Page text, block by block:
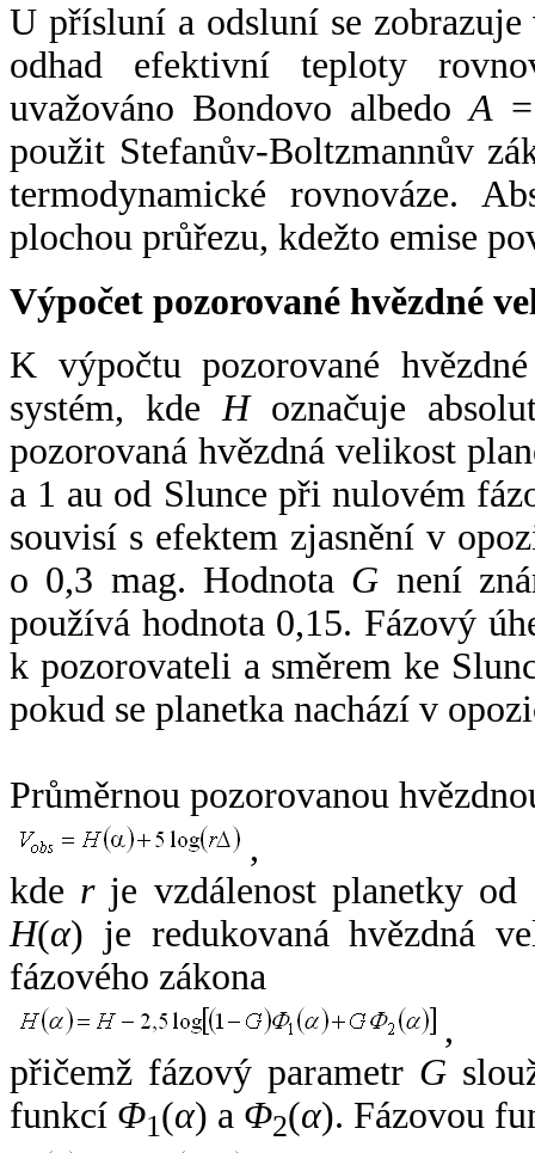
U přísluní a odsluní se
odhad efektivní teploty
uvažováno Bondovo albedoA
použit Stefanův-Boltzmannův
termodynamické rovnováze.
plochou průřezu, kdežto emise
Výpočet pozorované hvězdné
K výpočtu pozorované
systém, kde Hoznačuje
pozorovaná hvězdná velikost
a 1 au od Slunce při nulovém
souvisí s efektem zjasnění v
o 0,3 mag. Hodnota G není
používá hodnota 0,15. Fázový
k pozorovateli a směrem ke
pokud se planetka nachází v
Průměrnou pozorovanou
,
kde rje vzdálenost planetky od
H(α) je redukovaná hvězdná
fázového zákona
,
přičemž fázový parametr G
funkcí Φ1(α) a Φ2(α). Fázovou